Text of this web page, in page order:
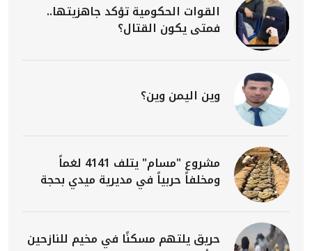
القوات الحكومية تؤكد جاهزيتها..
فمتى يكون القتال؟
وين اليمن وين؟
مشروع "مسام" يتلف 4141 لغماً
ومخلفاً حربياً في مديرية ميدي بحجة
حريق يلتهم مسكنًا في مخيم للنازحين